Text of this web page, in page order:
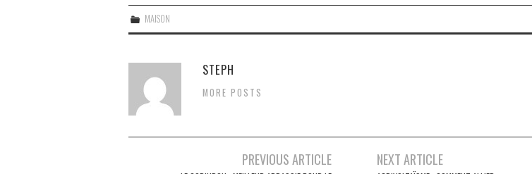
MAISON
STEPH
MORE POSTS
PREVIOUS ARTICLE NEXT ARTICLE